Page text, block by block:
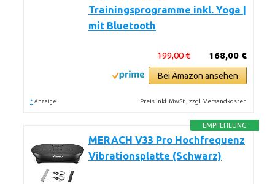
Trainingsprogramme inkl. Yoga |
mit Bluetooth
168,00 €
199,00 €
Bei Amazon ansehen
* Anzeige Preis inkl. MwSt., zzgl. Versandkosten
EMPFEHLUNG
MERACH V33 Pro Hochfrequenz
Vibrationsplatte (Schwarz)